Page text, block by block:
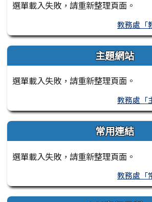
選單載入失敗，請重新整理頁面。
教務處「
主題網站
選單載入失敗，請重新整理頁面。
教務處「
常用連結
選單載入失敗，請重新整理頁面。
教務處「